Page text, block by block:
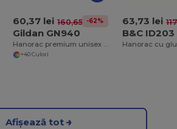
60,37 lei 160,65 lei-62%
Gildan GN940
+40 Culori
63,73 lei
B&C ID203
Afișează tot